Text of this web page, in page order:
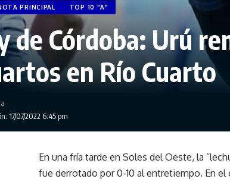
PRINCIPAL TOP 10 "A"
de Córdoba: Urú
en Río Cuarto
17/07/2022 6:45 pm
En una fría tarde en Soles del Oeste, la
fue derrotado por 0-10 al entretiempo. En